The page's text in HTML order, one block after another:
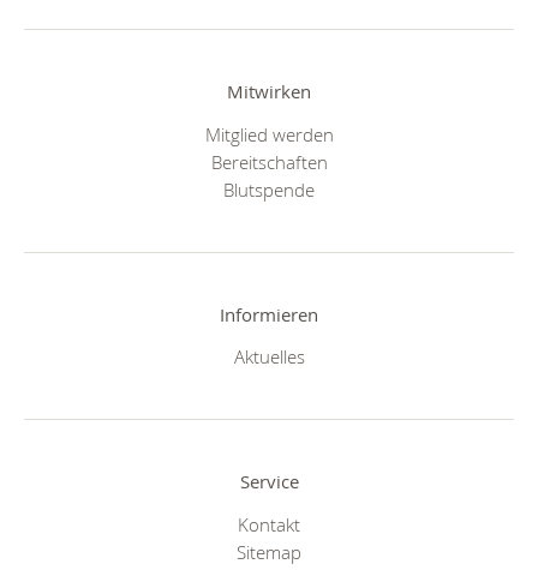
Mitwirken
Mitglied werden
Bereitschaften
Blutspende
Informieren
Aktuelles
Service
Kontakt
Sitemap